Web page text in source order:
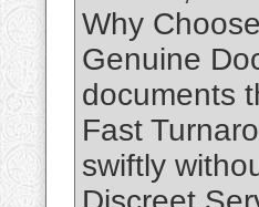
Why
Genuine
documents
Fast
swiftly